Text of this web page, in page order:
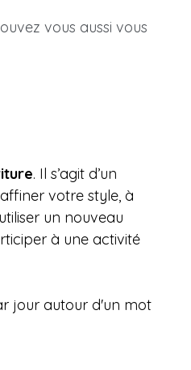
vous aussi vous
. Il s’agit d’un
votre style, à
un nouveau
à une activité
jour autour d'un mot